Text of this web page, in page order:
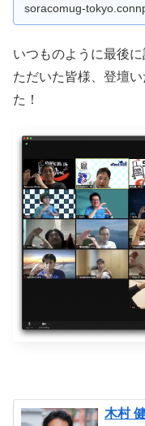
soracomug-
いつものように最後
ただいた皆様、登壇
た！
木村